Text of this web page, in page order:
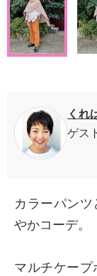
くれ
ゲス
カラーパン
やかコーデ。
マルチケー